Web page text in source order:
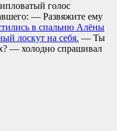
голос
— Развяжите ему
в спальню Алёны
лоскут на себя. — Ты
— холодно спрашивал